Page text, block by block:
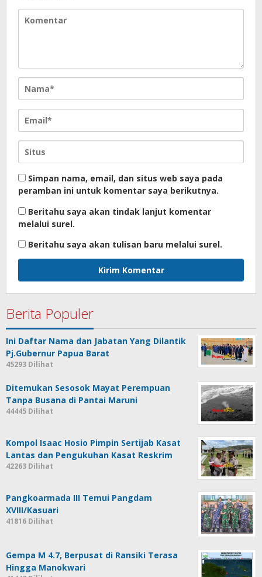
Simpan nama, email, dan situs web saya pada
peramban ini untuk komentar saya berikutnya.
Beritahu saya akan tindak lanjut komentar
melalui surel.
Beritahu saya akan tulisan baru melalui surel.
Berita Populer
Ini Daftar Nama dan Jabatan Yang Dilantik
Pj.Gubernur Papua Barat
45293 Dilihat
Ditemukan Sesosok Mayat Perempuan
Tanpa Busana di Pantai Maruni
44445 Dilihat
Kompol Isaac Hosio Pimpin Sertijab Kasat
Lantas dan Pengukuhan Kasat Reskrim
42263 Dilihat
Pangkoarmada III Temui Pangdam
XVIII/Kasuari
41816 Dilihat
Gempa M 4.7, Berpusat di Ransiki Terasa
Hingga Manokwari